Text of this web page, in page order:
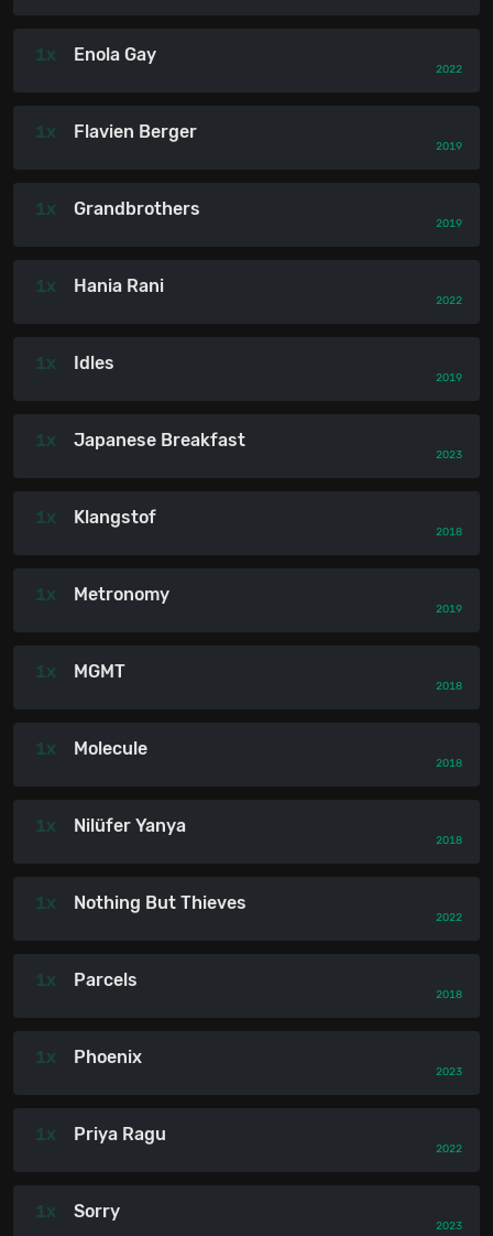
1x Enola Gay
2022
1x Flavien Berger
2019
1x Grandbrothers
2019
1x Hania Rani
2022
1x Idles
2019
1x Japanese Breakfast
2023
1x Klangstof
2018
1x Metronomy
2019
1x MGMT
2018
1x Molecule
2018
1x Nilüfer Yanya
2018
1x Nothing But Thieves
2022
1x Parcels
2018
1x Phoenix
2023
1x Priya Ragu
2022
1x Sorry
2023